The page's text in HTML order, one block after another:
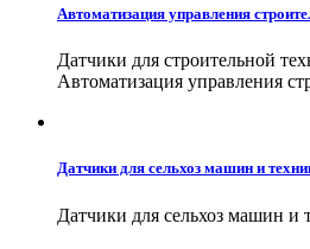
Автоматизация управления
Датчики для строительной
Автоматизация управления
Датчики для сельхоз машин и
Датчики для сельхоз машин и